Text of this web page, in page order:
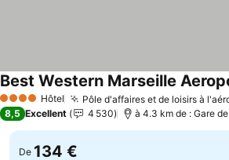
4 Étoiles Hôtel Pôle d'affaires et de loisirs à
Best Western Marseille
8,5 Excellent 4 530 à 4.3 km de : Gare
De 134 €